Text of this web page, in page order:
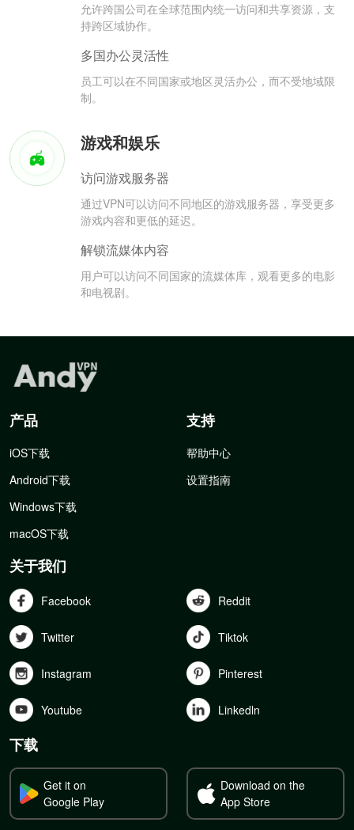
允许跨国公司在全球范围内统一访问和共享资源，支
持跨区域协作。
多国办公灵活性
员工可以在不同国家或地区灵活办公，而不受地域限
制。
游戏和娱乐
访问游戏服务器
通过VPN可以访问不同地区的游戏服务器，享受更多
游戏内容和更低的延迟。
解锁流媒体内容
用户可以访问不同国家的流媒体库，观看更多的电影
和电视剧。
产品
iOS下载
Android下载
Windows下载
macOS下载
支持
帮助中心
设置指南
关于我们
Facebook Reddit
Twitter Tiktok
Instagram Pinterest
Youtube Linkedln
下载
Get it on
Google Play
Download on the
App Store